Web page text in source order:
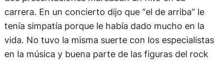
carrera. En un concierto dijo que “el de arriba” le
tenía simpatía porque le había dado mucho en la
vida. No tuvo la misma suerte con los especialistas
en la música y buena parte de las figuras del rock